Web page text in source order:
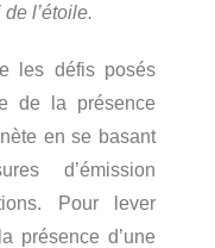
l’étoile.
les défis posés
de la présence
en se basant
d’émission
Pour lever
présence d’une